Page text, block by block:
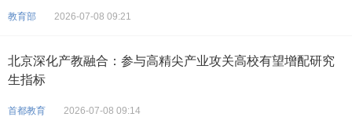
教育部 2026-07-08 09:21
北京深化产教融合：参与高精尖产业攻关高校有望增配研究
生指标
首都教育 2026-07-08 09:14